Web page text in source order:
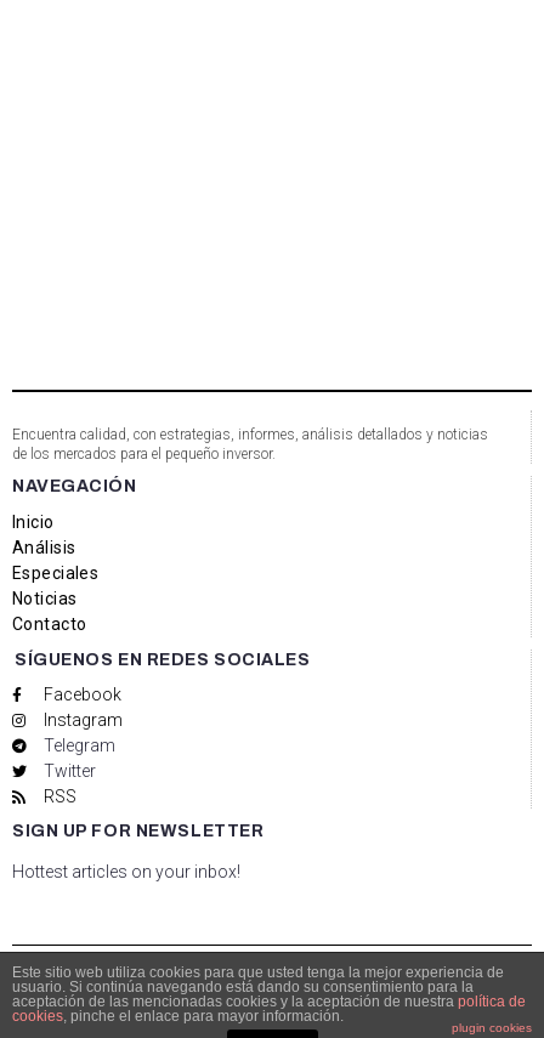
Encuentra calidad, con estrategias, informes, análisis detallados y noticias
de los mercados para el pequeño inversor.
NAVEGACIÓN
Inicio
Análisis
Especiales
Noticias
Contacto
SÍGUENOS EN REDES SOCIALES
Facebook
Instagram
Telegram
Twitter
RSS
SIGN UP FOR NEWSLETTER
Hottest articles on your inbox!
© Copyright 2021 Bolsacalidade Contactoinfo@bolsacalidade.es
Aviso Legal
Este sitio web utiliza cookies para que usted tenga la mejor experiencia de
usuario. Si continúa navegando está dando su consentimiento para la
aceptación de las mencionadas cookies y la aceptación de nuestra política de
cookies, pinche el enlace para mayor información.
plugin cookies